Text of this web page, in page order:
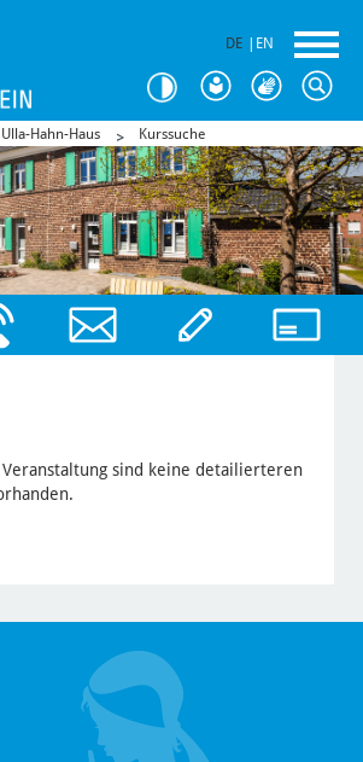
DE EN
Ulla-Hahn-Haus Kurssuche
sind keine detailierteren